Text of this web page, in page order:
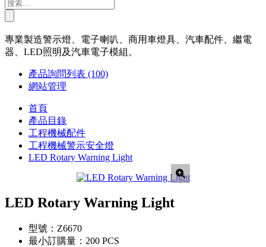
專業製造警示燈、電子喇叭、商用車燈具、汽車配件、繼電
器、LED照明及汽車電子模組。
產品詢問列表 (100)
網站管理
首頁
產品目錄
工程機械配件
工程機械警示安全燈
LED Rotary Warning Light
LED Rotary Warning Light
型號： Z6670
最小訂購量： 200 PCS